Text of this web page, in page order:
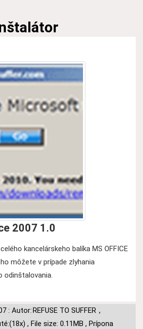
2007 1.0
kancelárskeho balíka MS OFFICE
môžete v prípade zlyhania
odinštalovania.
: Autor:REFUSE TO SUFFER ,
, File size: 0.11MB , Prípona